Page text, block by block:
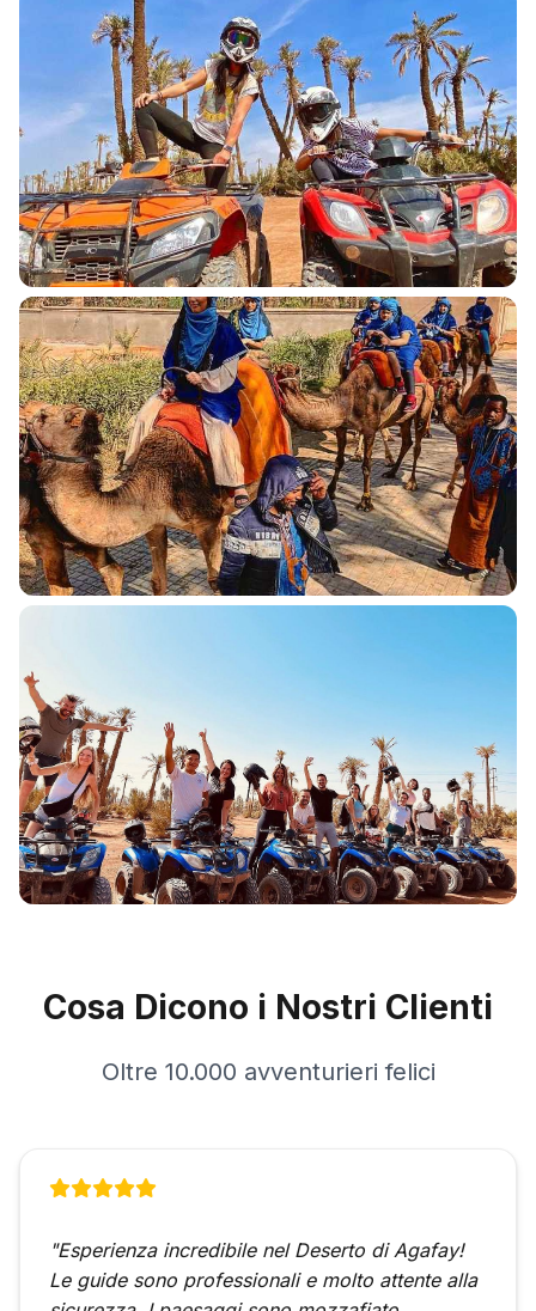
Cosa Dicono i Nostri Clienti
Oltre 10.000 avventurieri felici
"Esperienza incredibile nel Deserto di Agafay!
Le guide sono professionali e molto attente alla